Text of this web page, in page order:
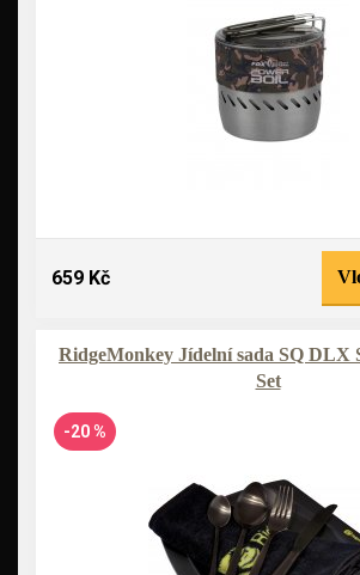
659 Kč
RidgeMonkey Jídelní sada SQ DLX
Set
-20 %